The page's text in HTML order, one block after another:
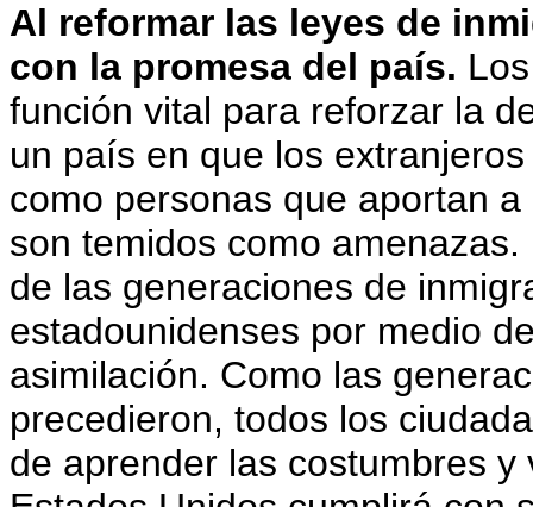
Al reformar las leyes de
con la promesa del país.
función vital para reforzar la
un país en que los
como personas que aportan
son temidos como
de las generaciones de
estadounidenses por medio
asimilación. Como las
precedieron, todos los
de aprender las costumbres